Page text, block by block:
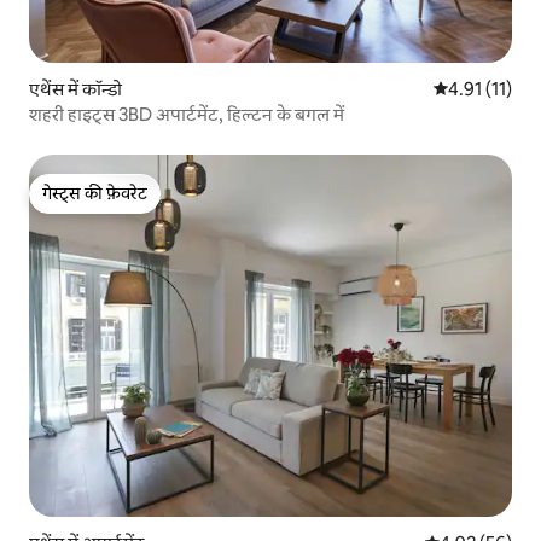
एथेंस में कॉन्डो औसत रेटिंग 5 में
4.91 (11)
शहरी हाइट्स 3BD अपार्टमेंट, हिल्टन के बगल में
गेस्ट्स की फ़ेवरेट
गेस्ट्स की फ़ेवरेट